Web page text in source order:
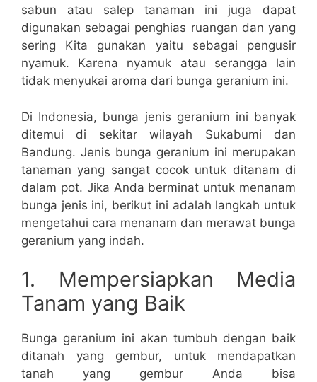
sabun atau salep tanaman ini juga dapat
digunakan sebagai penghias ruangan dan yang
sering Kita gunakan yaitu sebagai pengusir
nyamuk. Karena nyamuk atau serangga lain
tidak menyukai aroma dari bunga geranium ini.
Di Indonesia, bunga jenis geranium ini banyak
ditemui di sekitar wilayah Sukabumi dan
Bandung. Jenis bunga geranium ini merupakan
tanaman yang sangat cocok untuk ditanam di
dalam pot. Jika Anda berminat untuk menanam
bunga jenis ini, berikut ini adalah langkah untuk
mengetahui cara menanam dan merawat bunga
geranium yang indah.
1. Mempersiapkan Media
Tanam yang Baik
Bunga geranium ini akan tumbuh dengan baik
ditanah yang gembur, untuk mendapatkan
tanah yang gembur Anda bisa